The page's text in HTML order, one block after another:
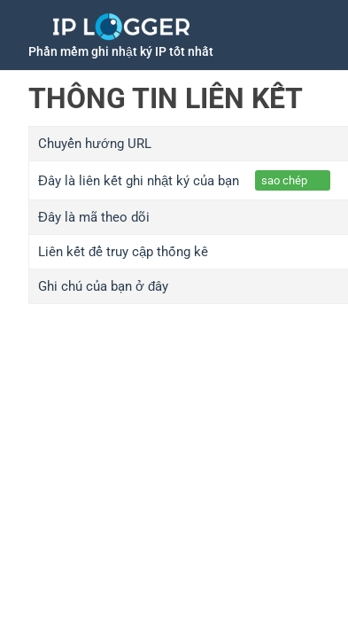
Phần mềm ghi nhật ký IP tốt nhất
THÔNG TIN LIÊN KẾT
Chuyển hướng URL
Đây là liên kết ghi nhật ký của bạn sao chép
Đây là mã theo dõi
Liên kết để truy cập thống kê
Ghi chú của bạn ở đây